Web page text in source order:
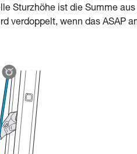
Sturzhöhe ist die Summe
verdoppelt, wenn das ASAP